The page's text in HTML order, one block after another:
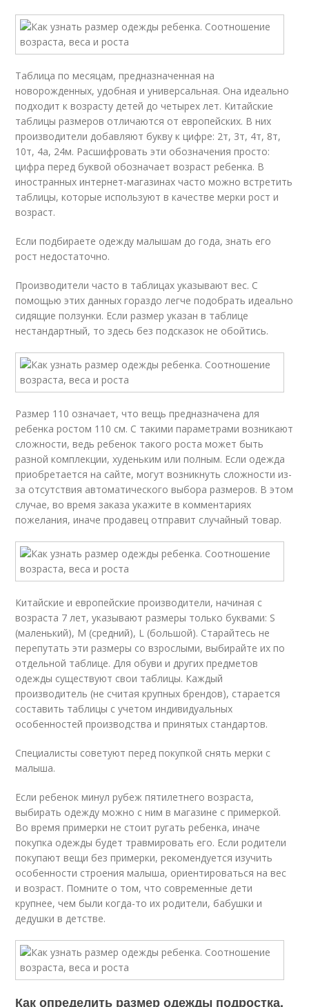
Таблица по месяцам, предназначенная на
новорожденных, удобная и универсальная. Она идеально
подходит к возрасту детей до четырех лет. Китайские
таблицы размеров отличаются от европейских. В них
производители добавляют букву к цифре: 2т, 3т, 4т, 8т,
10т, 4а, 24м. Расшифровать эти обозначения просто:
цифра перед буквой обозначает возраст ребенка. В
иностранных интернет-магазинах часто можно встретить
таблицы, которые используют в качестве мерки рост и
возраст.
Если подбираете одежду малышам до года, знать его
рост недостаточно.
Производители часто в таблицах указывают вес. С
помощью этих данных гораздо легче подобрать идеально
сидящие ползунки. Если размер указан в таблице
нестандартный, то здесь без подсказок не обойтись.
Размер 110 означает, что вещь предназначена для
ребенка ростом 110 см. С такими параметрами возникают
сложности, ведь ребенок такого роста может быть
разной комплекции, худеньким или полным. Если одежда
приобретается на сайте, могут возникнуть сложности из-
за отсутствия автоматического выбора размеров. В этом
случае, во время заказа укажите в комментариях
пожелания, иначе продавец отправит случайный товар.
Китайские и европейские производители, начиная с
возраста 7 лет, указывают размеры только буквами: S
(маленький), M (средний), L (большой). Старайтесь не
перепутать эти размеры со взрослыми, выбирайте их по
отдельной таблице. Для обуви и других предметов
одежды существуют свои таблицы. Каждый
производитель (не считая крупных брендов), старается
составить таблицы с учетом индивидуальных
особенностей производства и принятых стандартов.
Специалисты советуют перед покупкой снять мерки с
малыша.
Если ребенок минул рубеж пятилетнего возраста,
выбирать одежду можно с ним в магазине с примеркой.
Во время примерки не стоит ругать ребенка, иначе
покупка одежды будет травмировать его. Если родители
покупают вещи без примерки, рекомендуется изучить
особенности строения малыша, ориентироваться на вес
и возраст. Помните о том, что современные дети
крупнее, чем были когда-то их родители, бабушки и
дедушки в детстве.
Как определить размер одежды подростка.